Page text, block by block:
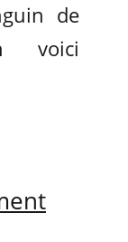
de
voici